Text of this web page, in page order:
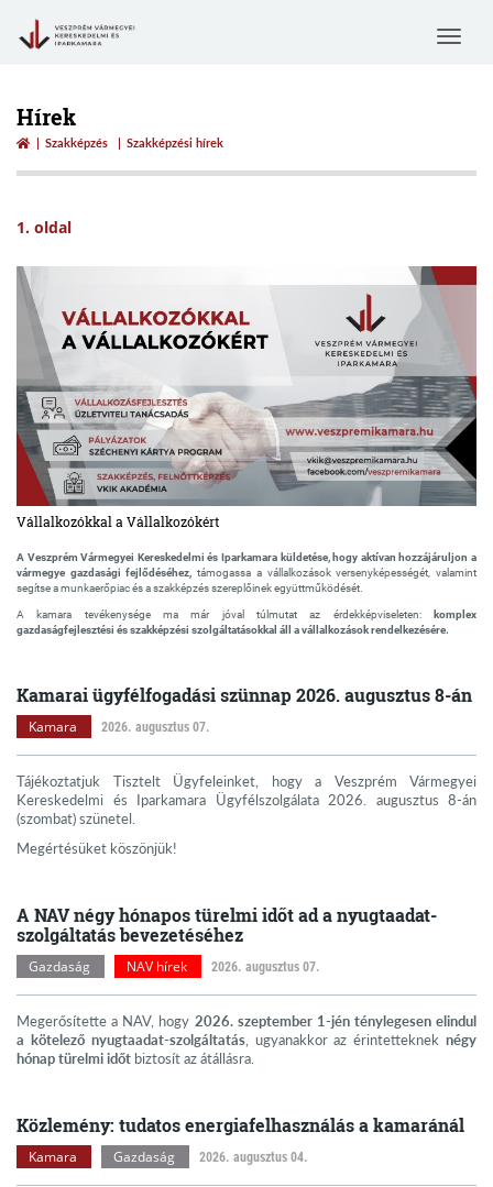
Toggle
Hírek
Szakképzés Szakképzési hírek
1. oldal
Vállalkozókkal a Vállalkozókért
A Veszprém Vármegyei Kereskedelmi és Iparkamara küldetése, hogy aktívan hozzájáruljon a
vármegye gazdasági fejlődéséhez, támogassa a vállalkozások versenyképességét, valamint
segítse a munkaerőpiac és a szakképzés szereplőinek együttműködését.
A kamara tevékenysége ma már jóval túlmutat az érdekképviseleten:
komplex
gazdaságfejlesztési és szakképzési szolgáltatásokkal áll a vállalkozások rendelkezésére.
Kamarai ügyfélfogadási szünnap 2026. augusztus 8-án
Kamara 2026. augusztus 07.
Tájékoztatjuk Tisztelt Ügyfeleinket, hogy a Veszprém Vármegyei
Kereskedelmi és Iparkamara Ügyfélszolgálata 2026. augusztus 8-án
(szombat) szünetel.
Megértésüket köszönjük!
A NAV négy hónapos türelmi időt ad a nyugtaadat-
szolgáltatás bevezetéséhez
Gazdaság NAV hírek 2026. augusztus 07.
Megerősítette a NAV, hogy 2026. szeptember 1-jén ténylegesen elindul
a kötelező nyugtaadat-szolgáltatás, ugyanakkor az érintettekneknégy
hónap türelmi időt biztosít az átállásra.
Közlemény: tudatos energiafelhasználás a kamaránál
Kamara Gazdaság 2026. augusztus 04.